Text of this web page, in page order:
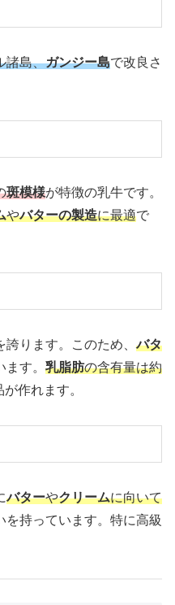
諸島、ガンジー島で改良さ
斑模様が特徴の乳牛です。
やバターの製造に最適で
誇ります。このため、バタ
ます。 乳脂肪の含有量は約
作れます。
バターやクリームに向いて
を持っています。特に高級